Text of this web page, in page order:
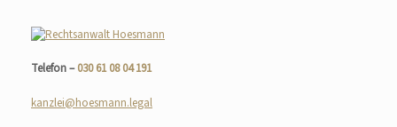
Telefon –030 61 08 04 191
kanzlei@hoesmann.legal